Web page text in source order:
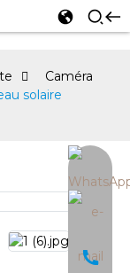
Caméra
solaire